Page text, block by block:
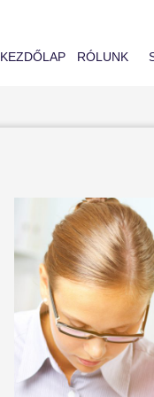
KEZDŐLAP RÓLUNK